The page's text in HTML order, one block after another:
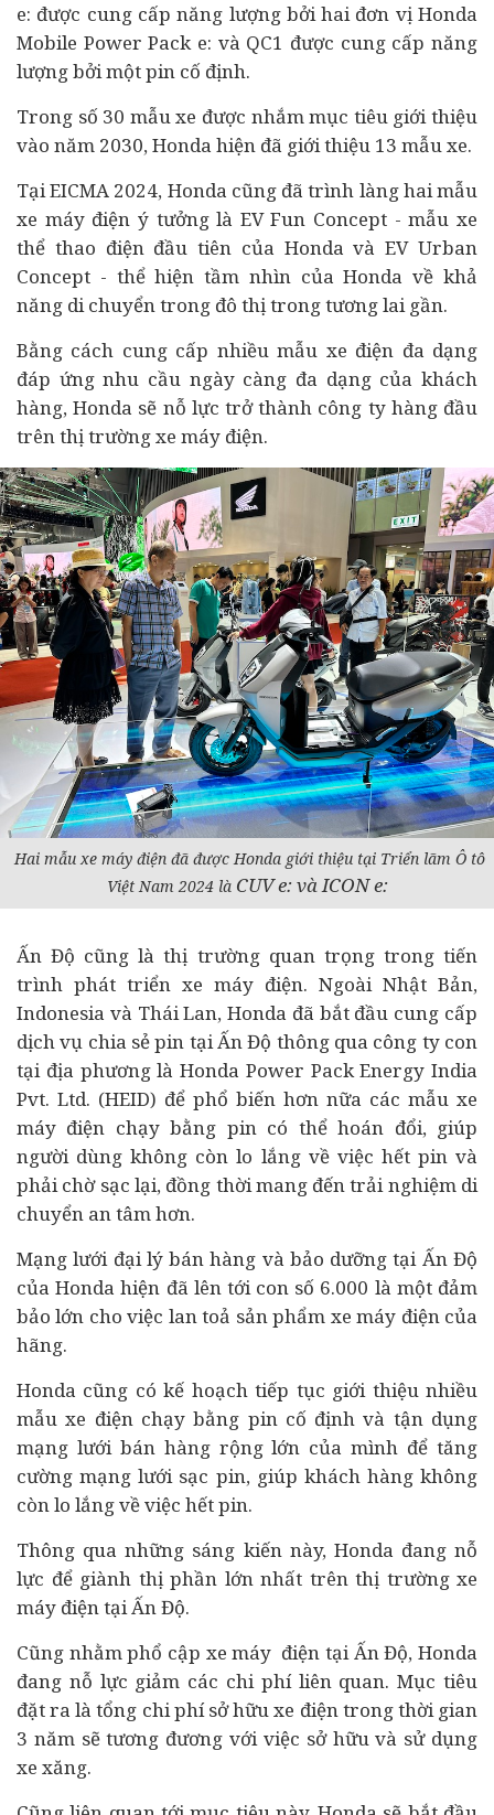
e: được cung cấp năng lượng bởi hai đơn vị Honda
Mobile Power Pack e: và QC1 được cung cấp năng
lượng bởi một pin cố định.
Trong số 30 mẫu xe được nhắm mục tiêu giới thiệu
vào năm 2030, Honda hiện đã giới thiệu 13 mẫu xe.
Tại EICMA 2024, Honda cũng đã trình làng hai mẫu
xe máy điện ý tưởng là EV Fun Concept - mẫu xe
thể thao điện đầu tiên của Honda và EV Urban
Concept - thể hiện tầm nhìn của Honda về khả
năng di chuyển trong đô thị trong tương lai gần.
Bằng cách cung cấp nhiều mẫu xe điện đa dạng
đáp ứng nhu cầu ngày càng đa dạng của khách
hàng, Honda sẽ nỗ lực trở thành công ty hàng đầu
trên thị trường xe máy điện.
Hai mẫu xe máy điện đã được Honda giới thiệu tại Triển lãm Ô tô
Việt Nam 2024 là CUV e: và ICON e:
Ấn Độ cũng là thị trường quan trọng trong tiến
trình phát triển xe máy điện. Ngoài Nhật Bản,
Indonesia và Thái Lan, Honda đã bắt đầu cung cấp
dịch vụ chia sẻ pin tại Ấn Độ thông qua công ty con
tại địa phương là Honda Power Pack Energy India
Pvt. Ltd. (HEID) để phổ biến hơn nữa các mẫu xe
máy điện chạy bằng pin có thể hoán đổi, giúp
người dùng không còn lo lắng về việc hết pin và
phải chờ sạc lại, đồng thời mang đến trải nghiệm di
chuyển an tâm hơn.
Mạng lưới đại lý bán hàng và bảo dưỡng tại Ấn Độ
của Honda hiện đã lên tới con số 6.000 là một đảm
bảo lớn cho việc lan toả sản phẩm xe máy điện của
hãng.
Honda cũng có kế hoạch tiếp tục giới thiệu nhiều
mẫu xe điện chạy bằng pin cố định và tận dụng
mạng lưới bán hàng rộng lớn của mình để tăng
cường mạng lưới sạc pin, giúp khách hàng không
còn lo lắng về việc hết pin.
Thông qua những sáng kiến ​​này, Honda đang nỗ
lực để giành thị phần lớn nhất trên thị trường xe
máy điện tại Ấn Độ.
Cũng nhằm phổ cập xe máy điện tại Ấn Độ, Honda
đang nỗ lực giảm các chi phí liên quan. Mục tiêu
đặt ra là tổng chi phí sở hữu xe điện trong thời gian
3 năm sẽ tương đương với việc sở hữu và sử dụng
xe xăng.